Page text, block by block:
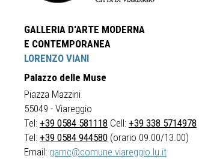
GALLERIA D'ARTE MODERNA
E CONTEMPORANEA
LORENZO VIANI
Palazzo delle Muse
Piazza Mazzini
55049 - Viareggio
Tel: +39 0584 581118 Cell: +39 338 5714978
Tel: +39 0584 944580 (orario 09.00/13.00)
Email: gamc@comune.viareggio.lu.it